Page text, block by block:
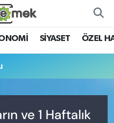
SİYASET ÖZEL
ve 1 Haftalık